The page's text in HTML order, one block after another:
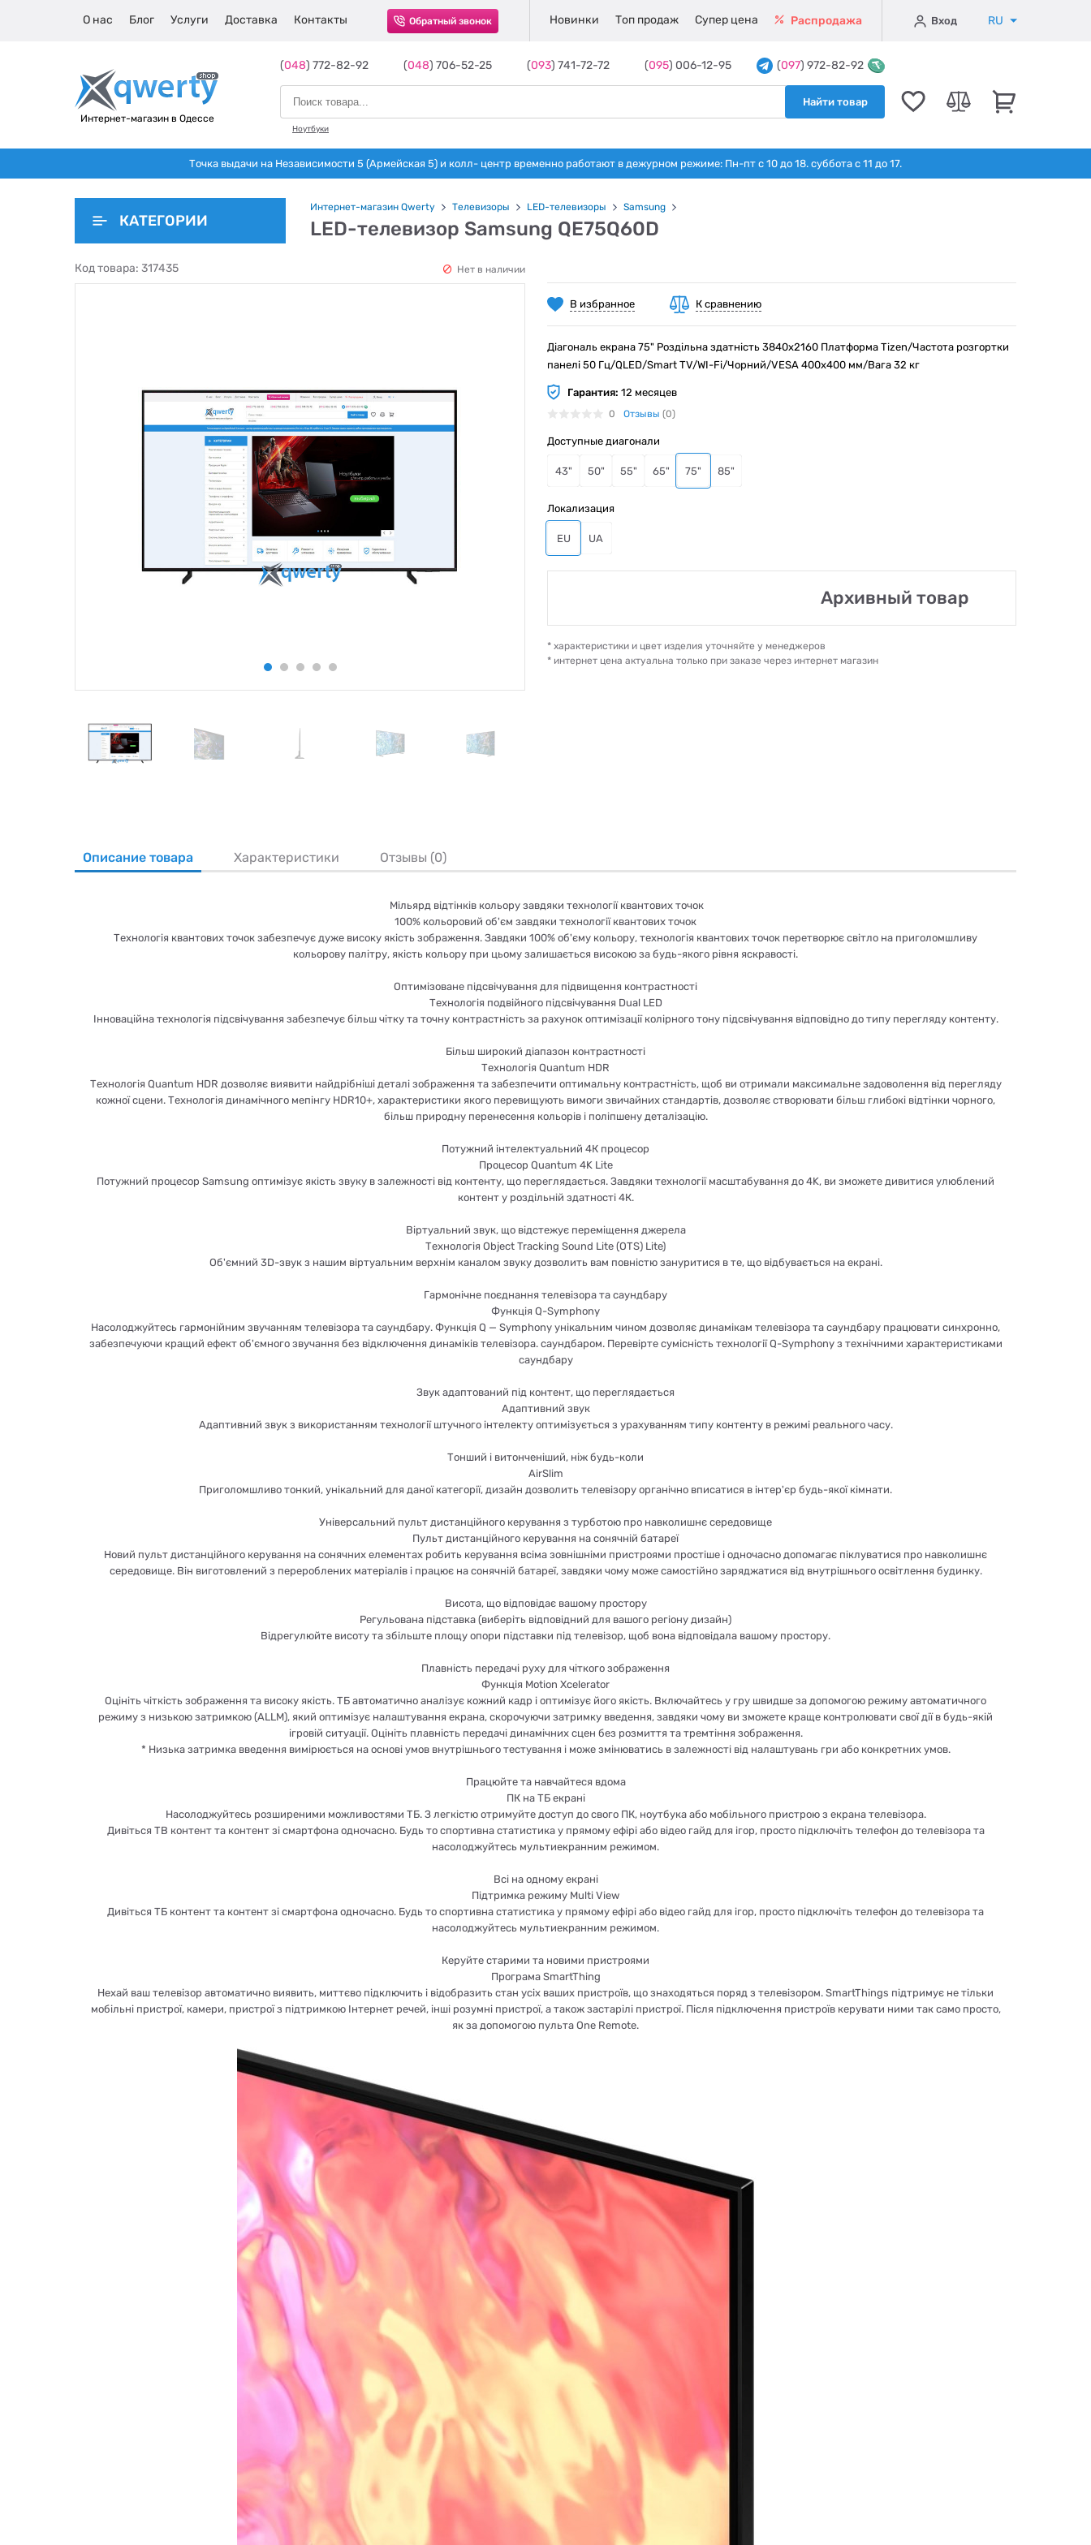
О нас Блог Услуги Доставка Контакты Обратный звонок Новинки Топ продаж Супер цена Распродажа Вход RU
Интернет-магазин в Одессе
(048) 772-82-92 (048) 706-52-25 (093) 741-72-72 (095) 006-12-95 (097) 972-82-92
Найти товар
Ноутбуки
Точка выдачи на Независимости 5 (Армейская 5) и колл- центр временно работают в дежурном режиме: Пн-пт с 10 до 18. суббота с 11 до 17.
КАТЕГОРИИ
Интернет-магазин Qwerty Телевизоры LED-телевизоры Samsung
LED-телевизор Samsung QE75Q60D
Код товара: 317435 Нет в наличии
В избранное К сравнению
Діагональ екрана 75" Роздільна здатність 3840x2160 Платформа Tizen/Частота розгортки
панелі 50 Гц/QLED/Smart TV/WI-Fi/Чорний/VESA 400x400 мм/Вага 32 кг
Гарантия: 12 месяцев
0 Отзывы (0)
Доступные диагонали
43" 50" 55" 65" 75" 85"
Локализация
EU UA
Архивный товар
* характеристики и цвет изделия уточняйте у менеджеров
* интернет цена актуальна только при заказе через интернет магазин
Описание товара Характеристики Отзывы (0)
Мільярд відтінків кольору завдяки технології квантових точок
100% кольоровий об'єм завдяки технології квантових точок
Технологія квантових точок забезпечує дуже високу якість зображення. Завдяки 100% об'єму кольору, технологія квантових точок перетворює світло на приголомшливу
кольорову палітру, якість кольору при цьому залишається високою за будь-якого рівня яскравості.
Оптимізоване підсвічування для підвищення контрастності
Технологія подвійного підсвічування Dual LED
Інноваційна технологія підсвічування забезпечує більш чітку та точну контрастність за рахунок оптимізації колірного тону підсвічування відповідно до типу перегляду контенту.
Більш широкий діапазон контрастності
Технологія Quantum HDR
Технологія Quantum HDR дозволяє виявити найдрібніші деталі зображення та забезпечити оптимальну контрастність, щоб ви отримали максимальне задоволення від перегляду
кожної сцени. Технологія динамічного мепінгу HDR10+, характеристики якого перевищують вимоги звичайних стандартів, дозволяє створювати більш глибокі відтінки чорного,
більш природну перенесення кольорів і поліпшену деталізацію.
Потужний інтелектуальний 4К процесор
Процесор Quantum 4K Lite
Потужний процесор Samsung оптимізує якість звуку в залежності від контенту, що переглядається. Завдяки технології масштабування до 4K, ви зможете дивитися улюблений
контент у роздільній здатності 4К.
Віртуальний звук, що відстежує переміщення джерела
Технологія Object Tracking Sound Lite (OTS) Lite)
Об'ємний 3D-звук з нашим віртуальним верхнім каналом звуку дозволить вам повністю зануритися в те, що відбувається на екрані.
Гармонічне поєднання телевізора та саундбару
Функція Q-Symphony
Насолоджуйтесь гармонійним звучанням телевізора та саундбару. Функція Q — Symphony унікальним чином дозволяє динамікам телевізора та саундбару працювати синхронно,
забезпечуючи кращий ефект об'ємного звучання без відключення динаміків телевізора. саундбаром. Перевірте сумісність технології Q-Symphony з технічними характеристиками
саундбару
Звук адаптований під контент, що переглядається
Адаптивний звук
Адаптивний звук з використанням технології штучного інтелекту оптимізується з урахуванням типу контенту в режимі реального часу.
Тонший і витонченіший, ніж будь-коли
AirSlim
Приголомшливо тонкий, унікальний для даної категорії, дизайн дозволить телевізору органічно вписатися в інтер'єр будь-якої кімнати.
Універсальний пульт дистанційного керування з турботою про навколишнє середовище
Пульт дистанційного керування на сонячній батареї
Новий пульт дистанційного керування на сонячних елементах робить керування всіма зовнішніми пристроями простіше і одночасно допомагає піклуватися про навколишнє
середовище. Він виготовлений з перероблених матеріалів і працює на сонячній батареї, завдяки чому може самостійно заряджатися від внутрішнього освітлення будинку.
Висота, що відповідає вашому простору
Регульована підставка (виберіть відповідний для вашого регіону дизайн)
Відрегулюйте висоту та збільште площу опори підставки під телевізор, щоб вона відповідала вашому простору.
Плавність передачі руху для чіткого зображення
Функція Motion Xcelerator
Оцініть чіткість зображення та високу якість. ТБ автоматично аналізує кожний кадр і оптимізує його якість. Включайтесь у гру швидше за допомогою режиму автоматичного
режиму з низькою затримкою (ALLM), який оптимізує налаштування екрана, скорочуючи затримку введення, завдяки чому ви зможете краще контролювати свої дії в будь-якій
ігровій ситуації. Оцініть плавність передачі динамічних сцен без розмиття та тремтіння зображення.
* Низька затримка введення вимірюється на основі умов внутрішнього тестування і може змінюватись в залежності від налаштувань гри або конкретних умов.
Працюйте та навчайтеся вдома
ПК на ТБ екрані
Насолоджуйтесь розширеними можливостями ТБ. З легкістю отримуйте доступ до свого ПК, ноутбука або мобільного пристрою з екрана телевізора.
Дивіться ТВ контент та контент зі смартфона одночасно. Будь то спортивна статистика у прямому ефірі або відео гайд для ігор, просто підключіть телефон до телевізора та
насолоджуйтесь мультиекранним режимом.
Всі на одному екрані
Підтримка режиму Multi View
Дивіться ТБ контент та контент зі смартфона одночасно. Будь то спортивна статистика у прямому ефірі або відео гайд для ігор, просто підключіть телефон до телевізора та
насолоджуйтесь мультиекранним режимом.
Керуйте старими та новими пристроями
Програма SmartThing
Нехай ваш телевізор автоматично виявить, миттєво підключить і відобразить стан усіх ваших пристроїв, що знаходяться поряд з телевізором. SmartThings підтримує не тільки
мобільні пристрої, камери, пристрої з підтримкою Інтернет речей, інші розумні пристрої, а також застарілі пристрої. Після підключення пристроїв керувати ними так само просто,
як за допомогою пульта One Remote.